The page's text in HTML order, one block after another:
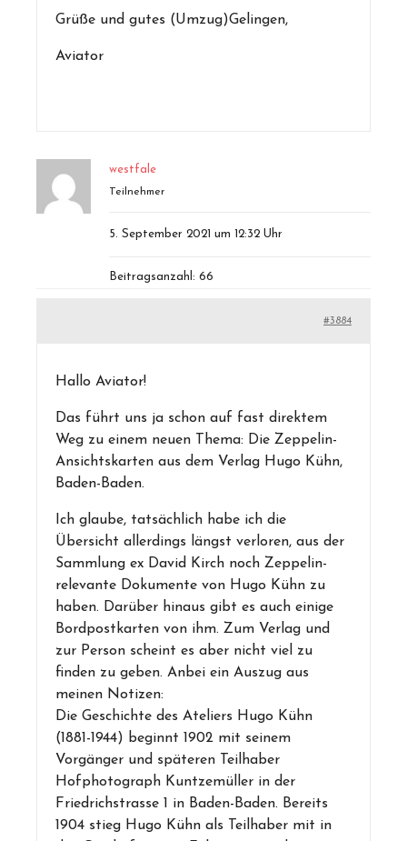
Grüße und gutes (Umzug)Gelingen,
Aviator
westfale
Teilnehmer
5. September 2021 um 12:32 Uhr
Beitragsanzahl: 66
#3884
Hallo Aviator!
Das führt uns ja schon auf fast direktem
Weg zu einem neuen Thema: Die Zeppelin-
Ansichtskarten aus dem Verlag Hugo Kühn,
Baden-Baden.
Ich glaube, tatsächlich habe ich die
Übersicht allerdings längst verloren, aus der
Sammlung ex David Kirch noch Zeppelin-
relevante Dokumente von Hugo Kühn zu
haben. Darüber hinaus gibt es auch einige
Bordpostkarten von ihm. Zum Verlag und
zur Person scheint es aber nicht viel zu
finden zu geben. Anbei ein Auszug aus
meinen Notizen:
Die Geschichte des Ateliers Hugo Kühn
(1881-1944) beginnt 1902 mit seinem
Vorgänger und späteren Teilhaber
Hofphotograph Kuntzemüller in der
Friedrichstrasse 1 in Baden-Baden. Bereits
1904 stieg Hugo Kühn als Teilhaber mit in